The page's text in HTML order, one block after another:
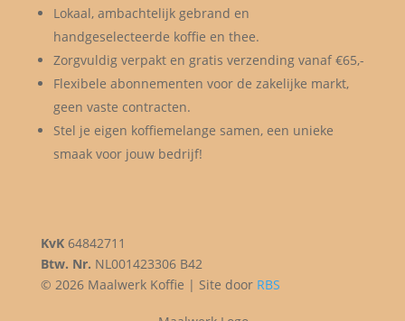
Lokaal, ambachtelijk gebrand en
handgeselecteerde koffie en thee.
Zorgvuldig verpakt en gratis verzending vanaf €65,-
Flexibele abonnementen voor de zakelijke markt,
geen vaste contracten.
Stel je eigen koffiemelange samen, een unieke
smaak voor jouw bedrijf!
KvK64842711
Btw. Nr. NL001423306 B42
© 2026 Maalwerk Koffie | Site door RBS